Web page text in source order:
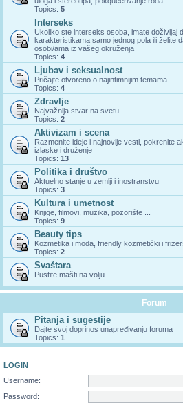
Topics: 5
Interseks
Ukoliko ste interseks osoba, imate doživljaj
karakteristikama samo jednog pola ili želite
osobi/ama iz vašeg okruženja
Topics: 4
Ljubav i seksualnost
Pričajte otvoreno o najintimnijim temama
Topics: 4
Zdravlje
Najvažnija stvar na svetu
Topics: 2
Aktivizam i scena
Razmenite ideje i najnovije vesti, pokrenite
izlaske i druženje
Topics: 13
Politika i društvo
Aktuelno stanje u zemlji i inostranstvu
Topics: 3
Kultura i umetnost
Knjige, filmovi, muzika, pozorište ...
Topics: 9
Beauty tips
Kozmetika i moda, friendly kozmetički i
Topics: 2
Svaštara
Pustite mašti na volju
Forum
Pitanja i sugestije
Dajte svoj doprinos unapređivanju foruma
Topics: 1
LOGIN
Username:
Password: